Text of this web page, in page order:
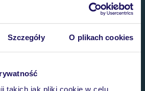
Szczegóły O plikach cookies
takich jak pliki cookie w celu
serwis na krótkie wakacje.